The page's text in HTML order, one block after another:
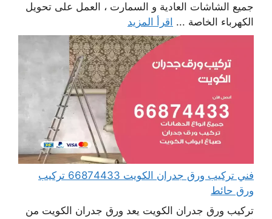
جميع الشاشات العادية و السمارت ، العمل على تحويل
الكهرباء الخاصة ... اقرأ المزيد
فني تركيب ورق جدران الكويت 66874433 تركيب
ورق حائط
تركيب ورق جدران الكويت يعد ورق جدران الكويت من